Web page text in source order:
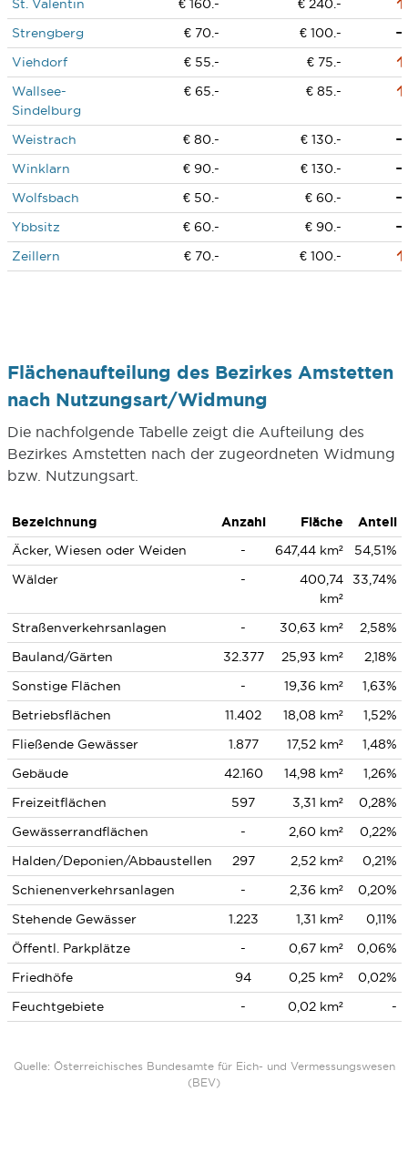
St. Valentin € 160.-
€ 240.-
Strengberg
€ 70.-
€ 100.-
Viehdorf
€ 55.-
€ 75.-
Wallsee-
Sindelburg
€ 65.- € 85.-
Weistrach € 80.-
€ 130.-
Winklarn
€ 90.-
€ 130.-
Wolfsbach
€ 50.-
€ 60.-
Ybbsitz
€ 60.-
€ 90.-
Zeillern
€ 70.- € 100.-
Flächenaufteilung des Bezirkes Amstetten
nach Nutzungsart/Widmung
Die nachfolgende Tabelle zeigt die Aufteilung des
Bezirkes Amstetten nach der zugeordneten Widmung
bzw. Nutzungsart.
Bezeichnung Anzahl Fläche
Anteil
Äcker, Wiesen oder Weiden
- 647,44 km²
54,51%
Wälder
-
400,74
km²
33,74%
Straßenverkehrsanlagen - 30,63 km²
2,58%
Bauland/Gärten
32.377 25,93 km²
2,18%
Sonstige Flächen
- 19,36 km²
1,63%
Betriebsflächen
11.402 18,08 km²
1,52%
Fließende Gewässer
1.877 17,52 km²
1,48%
Gebäude
42.160 14,98 km²
1,26%
Freizeitflächen
597 3,31 km²
0,28%
Gewässerrandflächen
- 2,60 km²
0,22%
Halden/Deponien/Abbaustellen
297 2,52 km²
0,21%
Schienenverkehrsanlagen
- 2,36 km²
0,20%
Stehende Gewässer
1.223 1,31 km²
0,11%
Öffentl. Parkplätze
- 0,67 km²
0,06%
Friedhöfe
94 0,25 km²
0,02%
Feuchtgebiete
- 0,02 km² -
Quelle: Österreichisches Bundesamte für Eich- und Vermessungswesen
(BEV)